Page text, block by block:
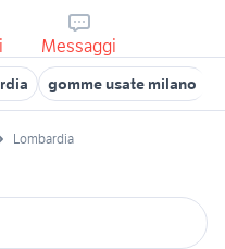
Messaggi
gomme usate milano
Lombardia